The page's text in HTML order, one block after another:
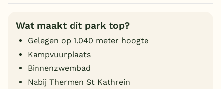
Wat maakt dit park top?
Gelegen op 1.040 meter hoogte
Kampvuurplaats
Binnenzwembad
Nabij Thermen St Kathrein